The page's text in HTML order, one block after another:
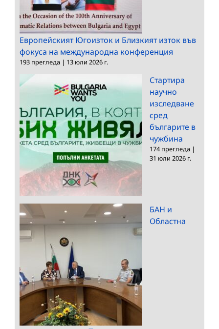
Европейският Югоизток и Близкият изток във
фокуса на международна конференция
193 прегледа | 13 юли 2026 г.
Стартира
научно
изследване
сред
българите в
чужбина
174 прегледа |
31 юли 2026 г.
БАН и
Областна